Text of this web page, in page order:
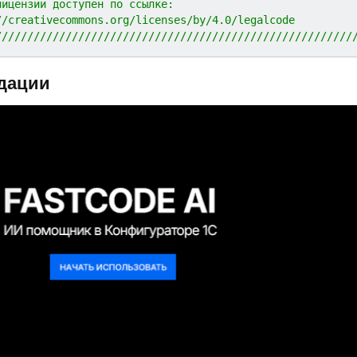
доступен по ссылке:
licenses/by/4.0/legalcode